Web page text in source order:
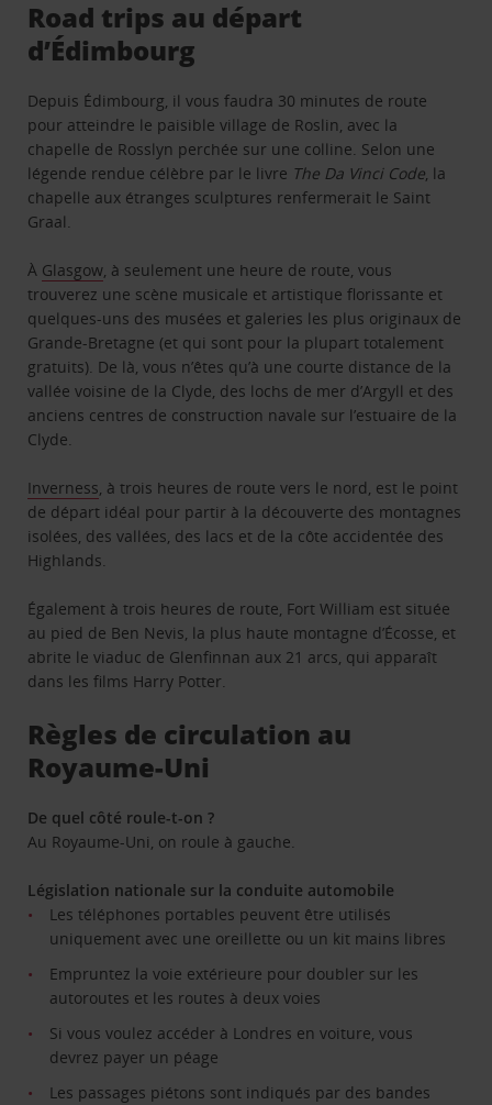
Road trips au départ
d’Édimbourg
Depuis Édimbourg, il vous faudra 30 minutes de route
pour atteindre le paisible village de Roslin, avec la
chapelle de Rosslyn perchée sur une colline. Selon une
légende rendue célèbre par le livre The Da Vinci Code, la
chapelle aux étranges sculptures renfermerait le Saint
Graal.
À Glasgow, à seulement une heure de route, vous
trouverez une scène musicale et artistique florissante et
quelques-uns des musées et galeries les plus originaux de
Grande-Bretagne (et qui sont pour la plupart totalement
gratuits). De là, vous n’êtes qu’à une courte distance de la
vallée voisine de la Clyde, des lochs de mer d’Argyll et des
anciens centres de construction navale sur l’estuaire de la
Clyde.
Inverness, à trois heures de route vers le nord, est le point
de départ idéal pour partir à la découverte des montagnes
isolées, des vallées, des lacs et de la côte accidentée des
Highlands.
Également à trois heures de route, Fort William est située
au pied de Ben Nevis, la plus haute montagne d’Écosse, et
abrite le viaduc de Glenfinnan aux 21 arcs, qui apparaît
dans les films Harry Potter.
Règles de circulation au
Royaume-Uni
De quel côté roule-t-on ?
Au Royaume-Uni, on roule à gauche.
Législation nationale sur la conduite automobile
Les téléphones portables peuvent être utilisés
uniquement avec une oreillette ou un kit mains libres
Empruntez la voie extérieure pour doubler sur les
autoroutes et les routes à deux voies
Si vous voulez accéder à Londres en voiture, vous
devrez payer un péage
Les passages piétons sont indiqués par des bandes